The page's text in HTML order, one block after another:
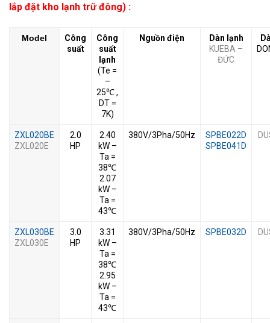
lắp đặt kho lạnh trữ đông) :
Model
Công
suất
Công
suất
lạnh
(Te =
–
25℃ ,
DT =
7K)
Nguồn điện
Dàn lạnh
KUEBA –
ĐỨC
ZXL020BE
ZXL020E
2.0
HP
2.40
kW –
Ta =
38℃
2.07
kW –
Ta =
43℃
380V/3Pha/50Hz
SPBE022D
SPBE041D
ZXL030BE
ZXL030E
3.0
HP
3.31
kW –
Ta =
38℃
2.95
kW –
Ta =
43℃
380V/3Pha/50Hz SPBE032D